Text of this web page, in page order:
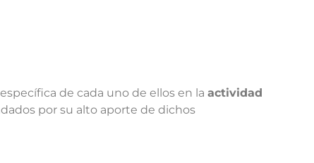
de cada uno de ellos en la actividad
por su alto aporte de dichos